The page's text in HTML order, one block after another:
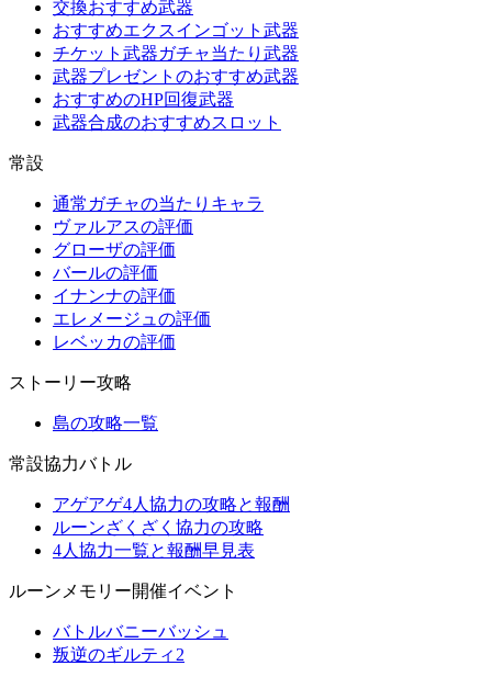
交換おすすめ武器
おすすめエクスインゴット武器
チケット武器ガチャ当たり武器
武器プレゼントのおすすめ武器
おすすめのHP回復武器
武器合成のおすすめスロット
常設
通常ガチャの当たりキャラ
ヴァルアスの評価
グローザの評価
バールの評価
イナンナの評価
エレメージュの評価
レベッカの評価
ストーリー攻略
島の攻略一覧
常設協力バトル
アゲアゲ4人協力の攻略と報酬
ルーンざくざく協力の攻略
4人協力一覧と報酬早見表
ルーンメモリー開催イベント
バトルバニーバッシュ
叛逆のギルティ2